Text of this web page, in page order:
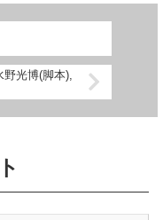
野光博(脚本),